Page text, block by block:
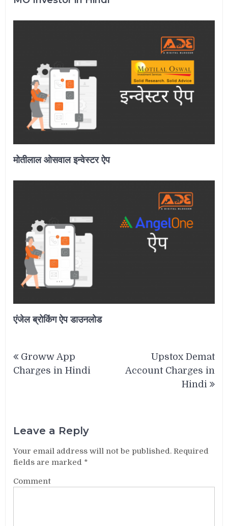
मोतीलाल ओसवाल इन्वेस्टर ऐप
एंजेल ब्रोकिंग ऐप डाउनलोड
navigation
Groww App
Charges in Hindi
Upstox Demat
Account Charges in
Hindi
Leave a Reply
Your email address will not be published. Required
fields are marked *
Comment